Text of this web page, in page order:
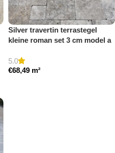
Silver travertin terrastegel
kleine roman set 3 cm model a
5.0
€68,49 m²